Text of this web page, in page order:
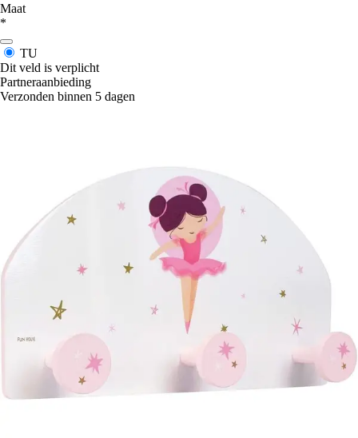
Maat
*
TU
Dit veld is verplicht
Partneraanbieding
Verzonden binnen 5 dagen